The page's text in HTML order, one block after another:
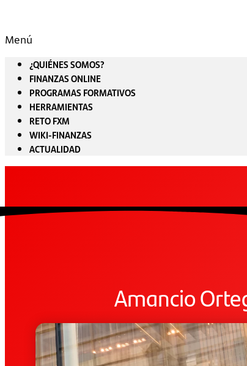
Menú
¿QUIÉNES SOMOS?
FINANZAS ONLINE
PROGRAMAS FORMATIVOS
HERRAMIENTAS
RETO FXM
WIKI-FINANZAS
ACTUALIDAD
Amancio